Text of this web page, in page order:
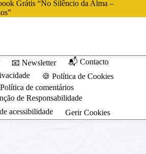
Grátis “No Silêncio da Alma –
📧 Newsletter
📬 Contacto
🍪 Política de Cookies
de comentários
de Responsabilidade
acessibilidade
Gerir Cookies